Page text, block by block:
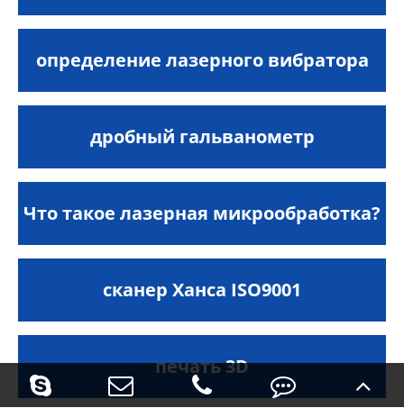
определение лазерного вибратора
дробный гальванометр
Что такое лазерная микрообработка?
сканер Ханса ISO9001
печать 3D